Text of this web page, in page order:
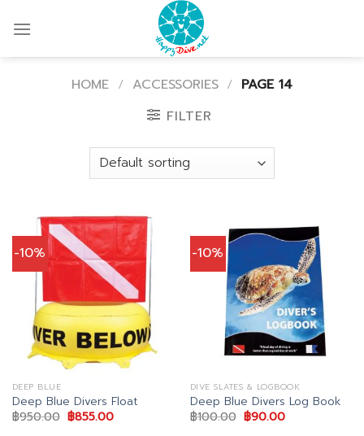
HOME / ACCESSORIES / PAGE 14
FILTER
-10%
DEEP BLUE
Deep Blue Divers Float
฿950.00 Original
price
฿855.00Current
-10%
DIVE SLATES & LOGBOOK
Deep Blue Divers Log Book
฿100.00 Original
price
฿90.00Current